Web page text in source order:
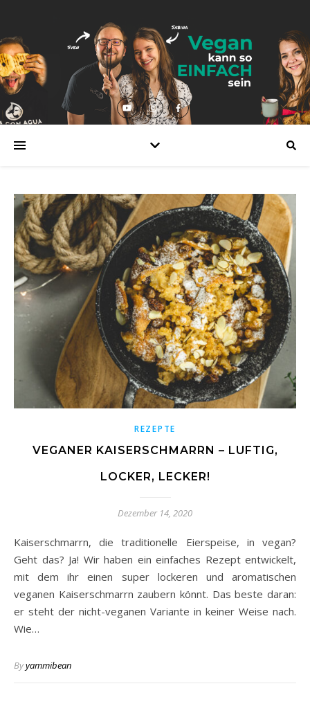
REZEPTE
VEGANER KAISERSCHMARRN – LUFTIG,
LOCKER, LECKER!
Dezember 14, 2020
Kaiserschmarrn, die traditionelle Eierspeise, in vegan?
Geht das? Ja! Wir haben ein einfaches Rezept entwickelt,
mit dem ihr einen super lockeren und aromatischen
veganen Kaiserschmarrn zaubern könnt. Das beste daran:
er steht der nicht-veganen Variante in keiner Weise nach.
Wie…
Byyammibean